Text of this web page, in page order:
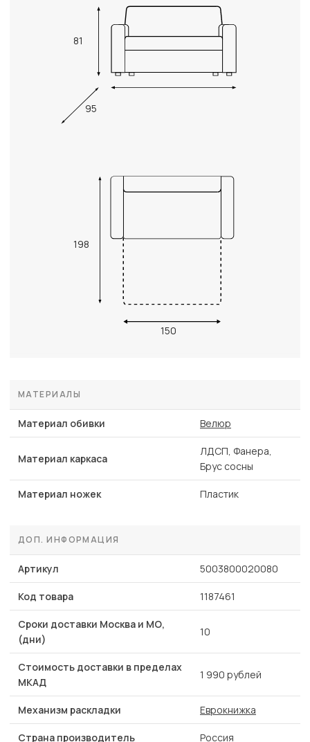
81
95
198
150
МАТЕРИАЛЫ
Материал обивки Велюр
Материал каркаса
ЛДСП, Фанера,
Брус сосны
Материал ножек Пластик
ДОП. ИНФОРМАЦИЯ
Артикул 5003800020080
Код товара 1187461
Сроки доставки Москва и МО,
(дни)
10
Стоимость доставки в пределах
МКАД
1 990 рублей
Механизм раскладки Еврокнижка
Страна производитель Россия